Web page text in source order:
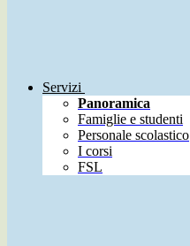
Servizi
Panoramica
Famiglie e studenti
Personale scolastico
I corsi
FSL